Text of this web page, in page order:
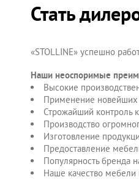
Стать
«STOLLINE» успешно
Наши неоспоримые
Высокие
Применение новейших
Строжайший контроль
Производство
Изготовление
Предоставление
Популярность бренда
Наше качество